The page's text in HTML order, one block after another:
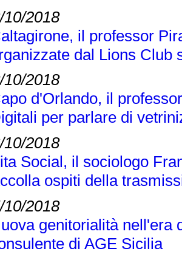
10/2018
il professor
dal Lions Club
10/2018
d'Orlando, il
per parlare di
10/2018
Social, il sociologo
ospiti della
10/2018
genitorialità nell'era
di AGE Sicilia